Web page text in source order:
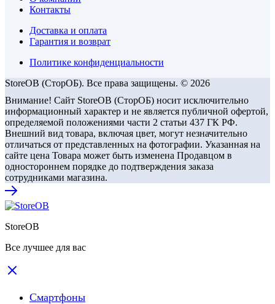
Контакты
Доставка и оплата
Гарантия и возврат
Политике конфиденциальности
StoreOB (CторОБ). Все права защищены. © 2026
Внимание! Сайт StoreOB (СторОБ) носит исключительно
информационный характер и не является публичной офертой,
определяемой положениями части 2 статьи 437 ГК РФ.
Внешний вид товара, включая цвет, могут незначительно
отличаться от представленных на фотографии. Указанная на
сайте цена Товара может быть изменена Продавцом в
одностороннем порядке до подтверждения заказа
сотрудниками магазина.
StoreOB
Все лучшее для вас
Смартфоны